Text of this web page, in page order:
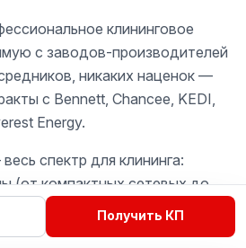
Получить КП
клининговое
с заводов-производителей
никаких наценок —
с Bennett, Chancee, KEDI,
Energy.
спектр для клининга:
(от компактных сетевых до
роботы-уборщики,
аппараты высокого